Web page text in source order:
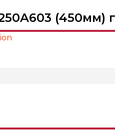
(450мм)